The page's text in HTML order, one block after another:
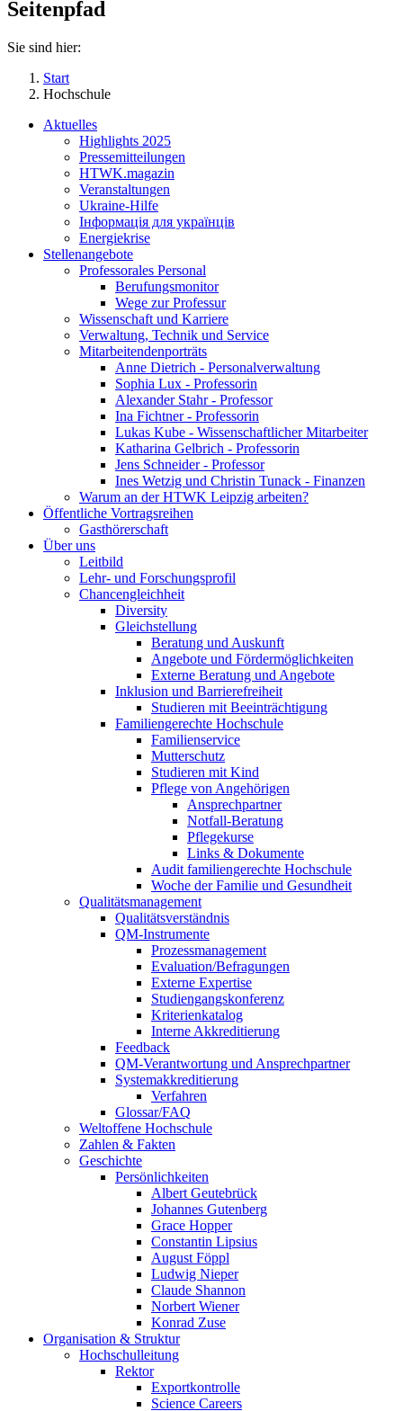
Seitenpfad
Sie sind hier:
Start
Hochschule
Aktuelles
Highlights 2025
Pressemitteilungen
HTWK.magazin
Veranstaltungen
Ukraine-Hilfe
Інформація для українців
Energiekrise
Stellenangebote
Professorales Personal
Berufungsmonitor
Wege zur Professur
Wissenschaft und Karriere
Verwaltung, Technik und Service
Mitarbeitendenporträts
Anne Dietrich - Personalverwaltung
Sophia Lux - Professorin
Alexander Stahr - Professor
Ina Fichtner - Professorin
Lukas Kube - Wissenschaftlicher Mitarbeiter
Katharina Gelbrich - Professorin
Jens Schneider - Professor
Ines Wetzig und Christin Tunack - Finanzen
Warum an der HTWK Leipzig arbeiten?
Öffentliche Vortragsreihen
Gasthörerschaft
Über uns
Leitbild
Lehr- und Forschungsprofil
Chancengleichheit
Diversity
Gleichstellung
Beratung und Auskunft
Angebote und Fördermöglichkeiten
Externe Beratung und Angebote
Inklusion und Barrierefreiheit
Studieren mit Beeinträchtigung
Familiengerechte Hochschule
Familienservice
Mutterschutz
Studieren mit Kind
Pflege von Angehörigen
Ansprechpartner
Notfall-Beratung
Pflegekurse
Links & Dokumente
Audit familiengerechte Hochschule
Woche der Familie und Gesundheit
Qualitätsmanagement
Qualitätsverständnis
QM-Instrumente
Prozessmanagement
Evaluation/Befragungen
Externe Expertise
Studiengangskonferenz
Kriterienkatalog
Interne Akkreditierung
Feedback
QM-Verantwortung und Ansprechpartner
Systemakkreditierung
Verfahren
Glossar/FAQ
Weltoffene Hochschule
Zahlen & Fakten
Geschichte
Persönlichkeiten
Albert Geutebrück
Johannes Gutenberg
Grace Hopper
Constantin Lipsius
August Föppl
Ludwig Nieper
Claude Shannon
Norbert Wiener
Konrad Zuse
Organisation & Struktur
Hochschulleitung
Rektor
Exportkontrolle
Science Careers